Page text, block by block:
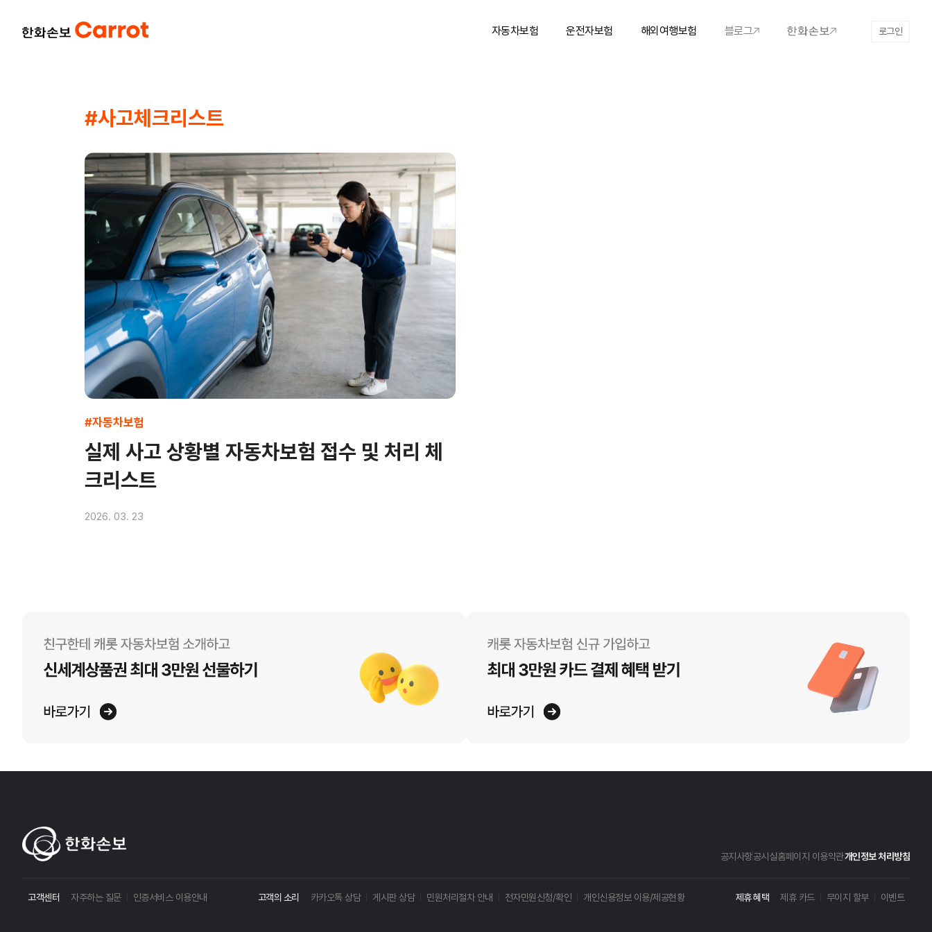
자동차보험 운전자보험 해외여행보험 블로그 로그인
#사고체크리스트
#자동차보험
실제 사고 상황별 자동차보험 접수 및 처리 체
크리스트
2026. 03. 23
공지사항공시실홈페이지 이용약관개인정보 처리방침
고객센터 자주하는 질문 인증서비스 이용안내 고객의 소리 카카오톡 상담 게시판 상담 민원처리절차 안내 전자민원신청/확인 개인신용정보 이용/제공현황 제휴 혜택 제휴 카드 무이지 할부 이벤트